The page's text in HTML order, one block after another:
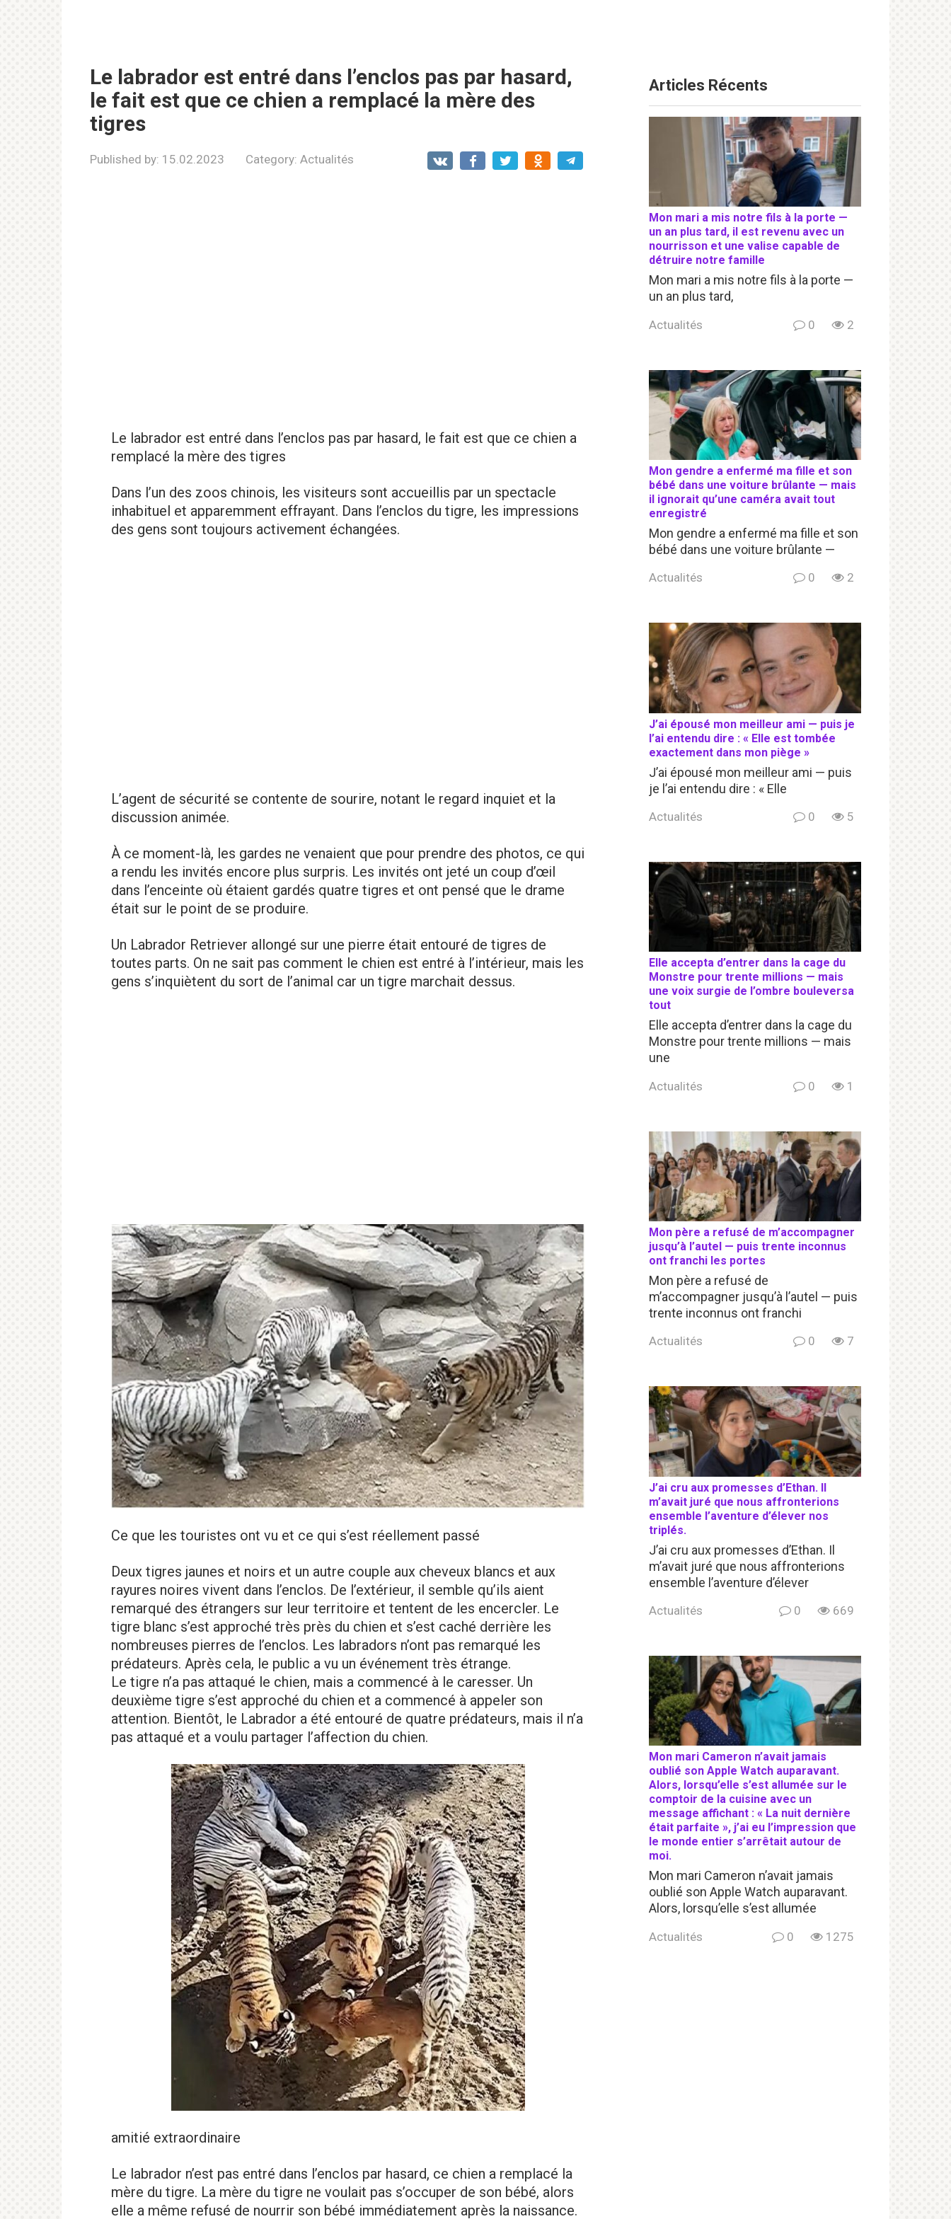
Le labrador est entré dans l’enclos pas par hasard,
le fait est que ce chien a remplacé la mère des
tigres
Published by: 15.02.2023 Category: Actualités
Le labrador est entré dans l’enclos pas par hasard, le fait est que ce chien a
remplacé la mère des tigres
Dans l’un des zoos chinois, les visiteurs sont accueillis par un spectacle
inhabituel et apparemment effrayant. Dans l’enclos du tigre, les impressions
des gens sont toujours activement échangées.
L’agent de sécurité se contente de sourire, notant le regard inquiet et la
discussion animée.
À ce moment-là, les gardes ne venaient que pour prendre des photos, ce qui
a rendu les invités encore plus surpris. Les invités ont jeté un coup d’œil
dans l’enceinte où étaient gardés quatre tigres et ont pensé que le drame
était sur le point de se produire.
Un Labrador Retriever allongé sur une pierre était entouré de tigres de
toutes parts. On ne sait pas comment le chien est entré à l’intérieur, mais les
gens s’inquiètent du sort de l’animal car un tigre marchait dessus.
Ce que les touristes ont vu et ce qui s’est réellement passé
Deux tigres jaunes et noirs et un autre couple aux cheveux blancs et aux
rayures noires vivent dans l’enclos. De l’extérieur, il semble qu’ils aient
remarqué des étrangers sur leur territoire et tentent de les encercler. Le
tigre blanc s’est approché très près du chien et s’est caché derrière les
nombreuses pierres de l’enclos. Les labradors n’ont pas remarqué les
prédateurs. Après cela, le public a vu un événement très étrange.
Le tigre n’a pas attaqué le chien, mais a commencé à le caresser. Un
deuxième tigre s’est approché du chien et a commencé à appeler son
attention. Bientôt, le Labrador a été entouré de quatre prédateurs, mais il n’a
pas attaqué et a voulu partager l’affection du chien.
amitié extraordinaire
Le labrador n’est pas entré dans l’enclos par hasard, ce chien a remplacé la
mère du tigre. La mère du tigre ne voulait pas s’occuper de son bébé, alors
elle a même refusé de nourrir son bébé immédiatement après la naissance.
Articles Récents
Mon mari a mis notre fils à la porte —
un an plus tard, il est revenu avec un
nourrisson et une valise capable de
détruire notre famille
Mon mari a mis notre fils à la porte —
un an plus tard,
Actualités 0 2
Mon gendre a enfermé ma fille et son
bébé dans une voiture brûlante — mais
il ignorait qu’une caméra avait tout
enregistré
Mon gendre a enfermé ma fille et son
bébé dans une voiture brûlante —
Actualités 0 2
J’ai épousé mon meilleur ami — puis je
l’ai entendu dire : « Elle est tombée
exactement dans mon piège »
J’ai épousé mon meilleur ami — puis
je l’ai entendu dire : « Elle
Actualités 0 5
Elle accepta d’entrer dans la cage du
Monstre pour trente millions — mais
une voix surgie de l’ombre bouleversa
tout
Elle accepta d’entrer dans la cage du
Monstre pour trente millions — mais
une
Actualités 0 1
Mon père a refusé de m’accompagner
jusqu’à l’autel — puis trente inconnus
ont franchi les portes
Mon père a refusé de
m’accompagner jusqu’à l’autel — puis
trente inconnus ont franchi
Actualités 0 7
J’ai cru aux promesses d’Ethan. Il
m’avait juré que nous affronterions
ensemble l’aventure d’élever nos
triplés.
J’ai cru aux promesses d’Ethan. Il
m’avait juré que nous affronterions
ensemble l’aventure d’élever
Actualités 0 669
Mon mari Cameron n’avait jamais
oublié son Apple Watch auparavant.
Alors, lorsqu’elle s’est allumée sur le
comptoir de la cuisine avec un
message affichant : « La nuit dernière
était parfaite », j’ai eu l’impression que
le monde entier s’arrêtait autour de
moi.
Mon mari Cameron n’avait jamais
oublié son Apple Watch auparavant.
Alors, lorsqu’elle s’est allumée
Actualités 0 1275